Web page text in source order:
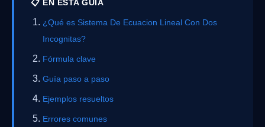
📋 EN ESTA GUÍA
¿Qué es Sistema De Ecuacion Lineal Con Dos
Incognitas?
Fórmula clave
Guía paso a paso
Ejemplos resueltos
Errores comunes